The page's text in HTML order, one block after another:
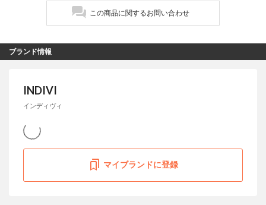
この商品に関するお問い合わせ
ブランド情報
INDIVI
インディヴィ
マイブランドに登録